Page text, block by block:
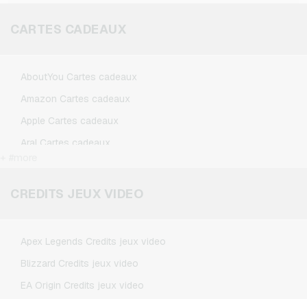
CARTES CADEAUX
AboutYou Cartes cadeaux
Amazon Cartes cadeaux
Apple Cartes cadeaux
Aral Cartes cadeaux
CircleK Cartes cadeaux
CREDITS JEUX VIDEO
Apex Legends Credits jeux video
Blizzard Credits jeux video
EA Origin Credits jeux video